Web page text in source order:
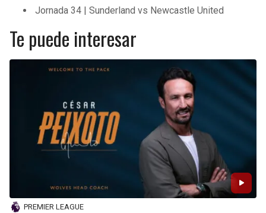
Jornada 34 | Sunderland vs Newcastle United
Te puede interesar
PREMIER LEAGUE